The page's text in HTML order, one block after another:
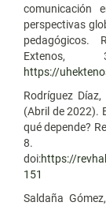
comunicación
perspectivas
pedagógicos.
https://
Rodríguez
(Abril de 2022).
qué depende?
8.
doi:https://
151
Saldaña